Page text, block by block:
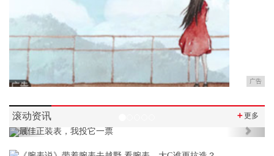
广告
滚动资讯 ＋更多
Previous Next